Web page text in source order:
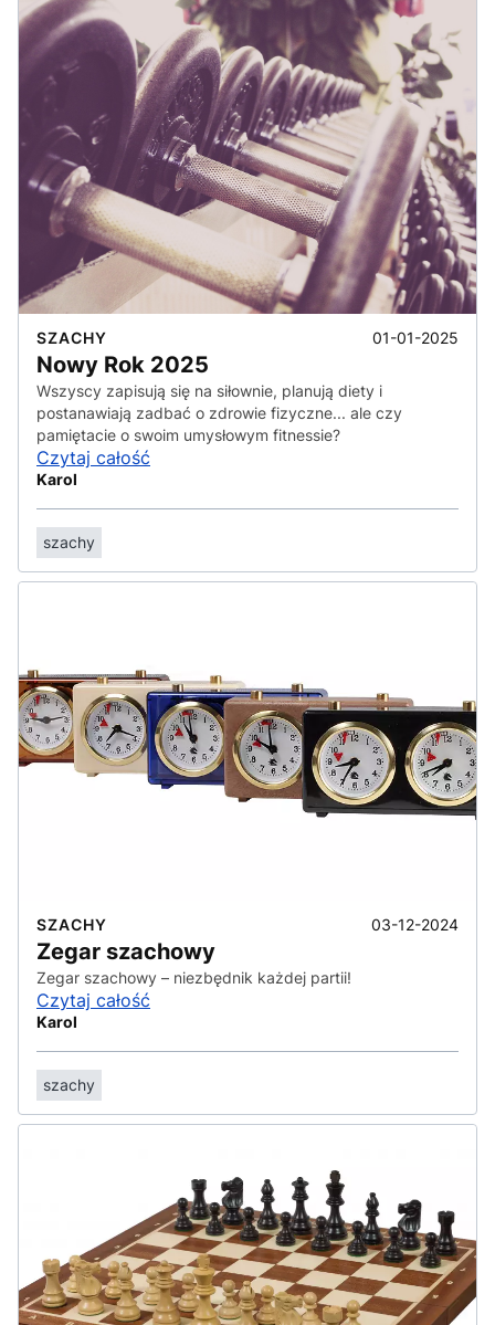
SZACHY 01-01-2025
Nowy Rok 2025
Wszyscy zapisują się na siłownie, planują diety i
postanawiają zadbać o zdrowie fizyczne... ale czy
pamiętacie o swoim umysłowym fitnessie?
Czytaj całość
Karol
szachy
SZACHY 03-12-2024
Zegar szachowy
Zegar szachowy – niezbędnik każdej partii!
Czytaj całość
Karol
szachy